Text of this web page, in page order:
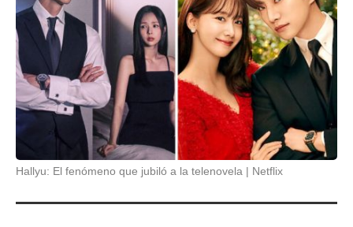
Hallyu: El fenómeno que jubiló a la telenovela Netflix